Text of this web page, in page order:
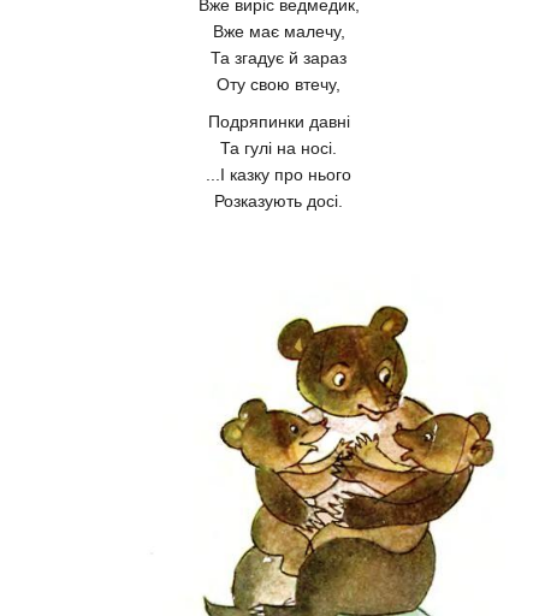
Вже виріс ведмедик,
Вже має малечу,
Та згадує й зараз
Оту свою втечу,
Подряпинки давні
Та гулі на носі.
...І казку про нього
Розказують досі.